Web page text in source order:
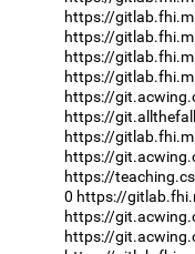
https://
https://
https://
https://
https://
https://
https://
https://
https://
0 https://
https://
https://